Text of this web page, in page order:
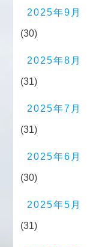
2025年9月
(30)
2025年8月
(31)
2025年7月
(31)
2025年6月
(30)
2025年5月
(31)